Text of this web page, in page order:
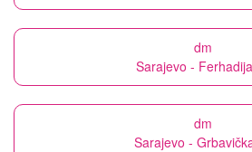
dm
Sarajevo -
dm
Sarajevo -